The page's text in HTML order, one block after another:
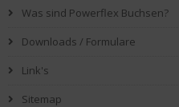
Was sind Powerflex Buchsen?
Downloads / Formulare
Link's
Sitemap